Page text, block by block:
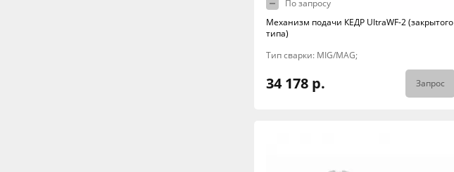
По запросу
Механизм подачи КЕДР UltraWF-2 (закрытого
типа)
Тип сварки: MIG/MAG;
34 178 р. Запрос